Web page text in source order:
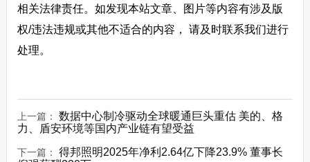
相关法律责任。如发现本站文章、图片等内容有涉及版
权/违法违规或其他不适合的内容， 请及时联系我们进行
处理。
上一篇： 数据中心制冷驱动全球暖通巨头重估 美的、格
力、盾安环境等国内产业链有望受益
下一篇： 得邦照明2025年净利2.64亿下降23.9% 董事长